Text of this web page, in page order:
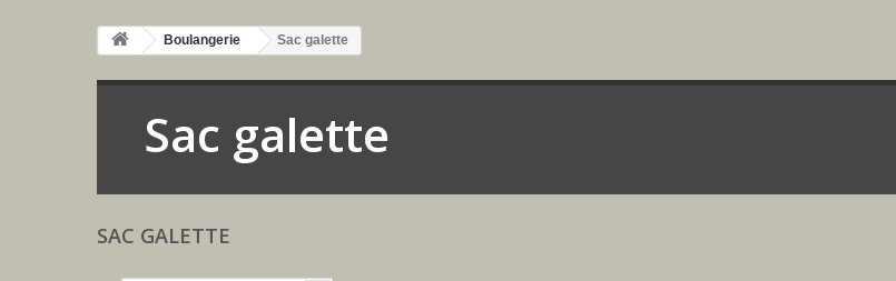
Boulangerie Sac galette
Sac galette
SAC GALETTE